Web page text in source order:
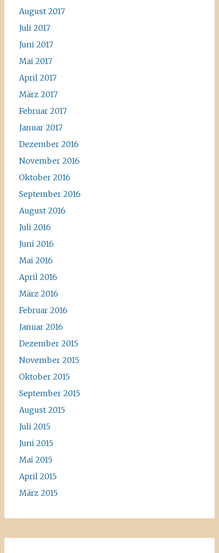
August 2017
Juli 2017
Juni 2017
Mai 2017
April 2017
März 2017
Februar 2017
Januar 2017
Dezember 2016
November 2016
Oktober 2016
September 2016
August 2016
Juli 2016
Juni 2016
Mai 2016
April 2016
März 2016
Februar 2016
Januar 2016
Dezember 2015
November 2015
Oktober 2015
September 2015
August 2015
Juli 2015
Juni 2015
Mai 2015
April 2015
März 2015